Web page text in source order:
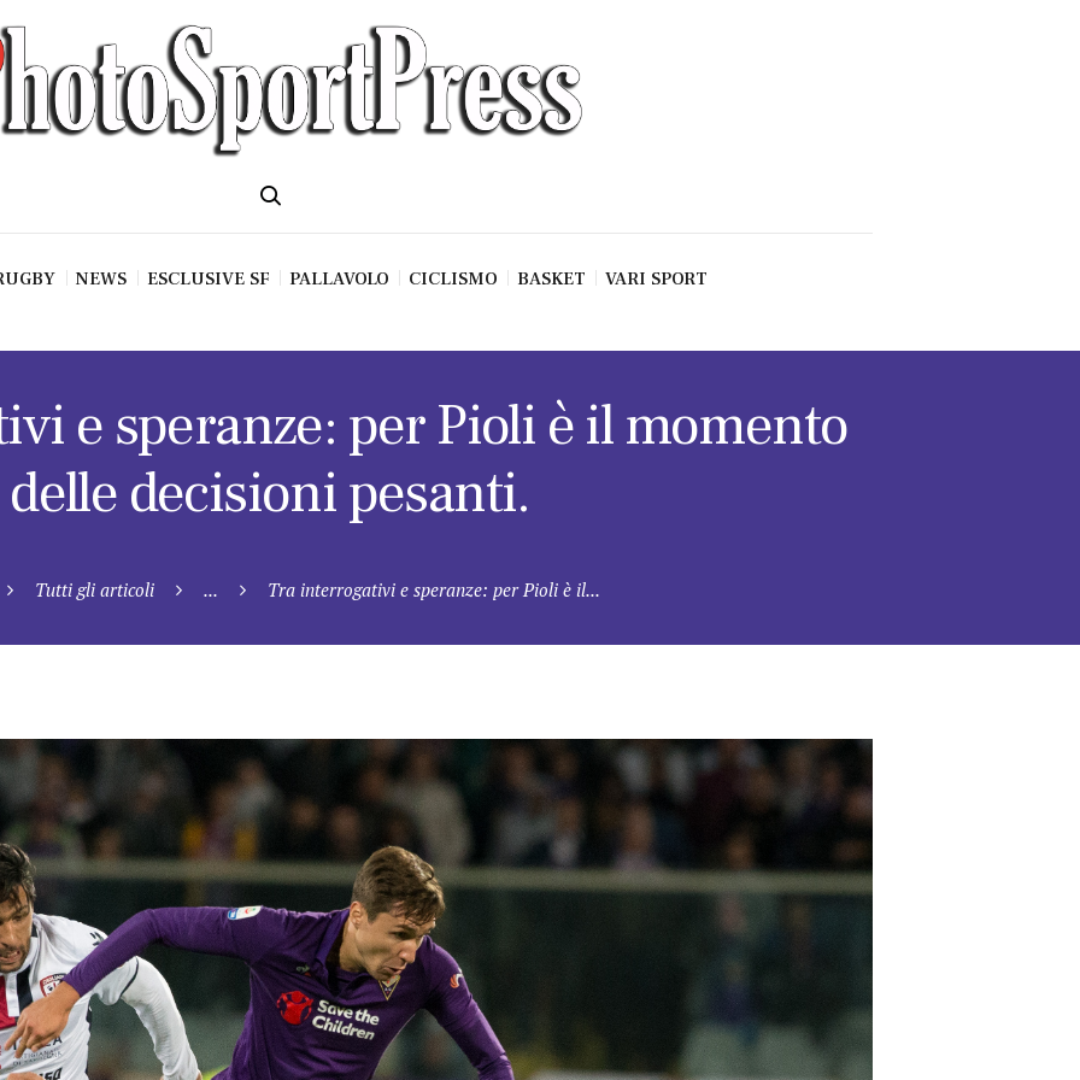
NEWS ESCLUSIVE SF PALLAVOLO CICLISMO BASKET VARI SPORT
e speranze: per Pioli è il momento
delle decisioni pesanti.
Tutti gli articoli ... Tra interrogativi e speranze: per Pioli è il...